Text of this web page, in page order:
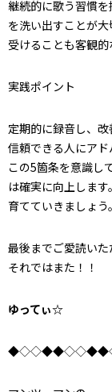
継続的に歌う習慣
を洗い出すことが
受けることも客観的
実践ポイント
定期的に録音し、
信頼できる人にア
この5箇条を意識し
は確実に向上しま
育てていきましょう。
最後までご愛読いた
それではまた！！
ゆってぃ☆